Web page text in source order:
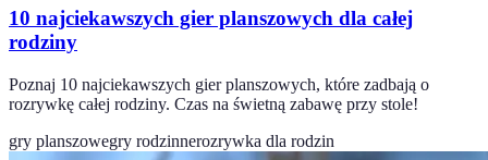
10 najciekawszych gier planszowych dla całej
rodziny
Poznaj 10 najciekawszych gier planszowych, które zadbają o
rozrywkę całej rodziny. Czas na świetną zabawę przy stole!
gry planszowegry rodzinnerozrywka dla rodzin